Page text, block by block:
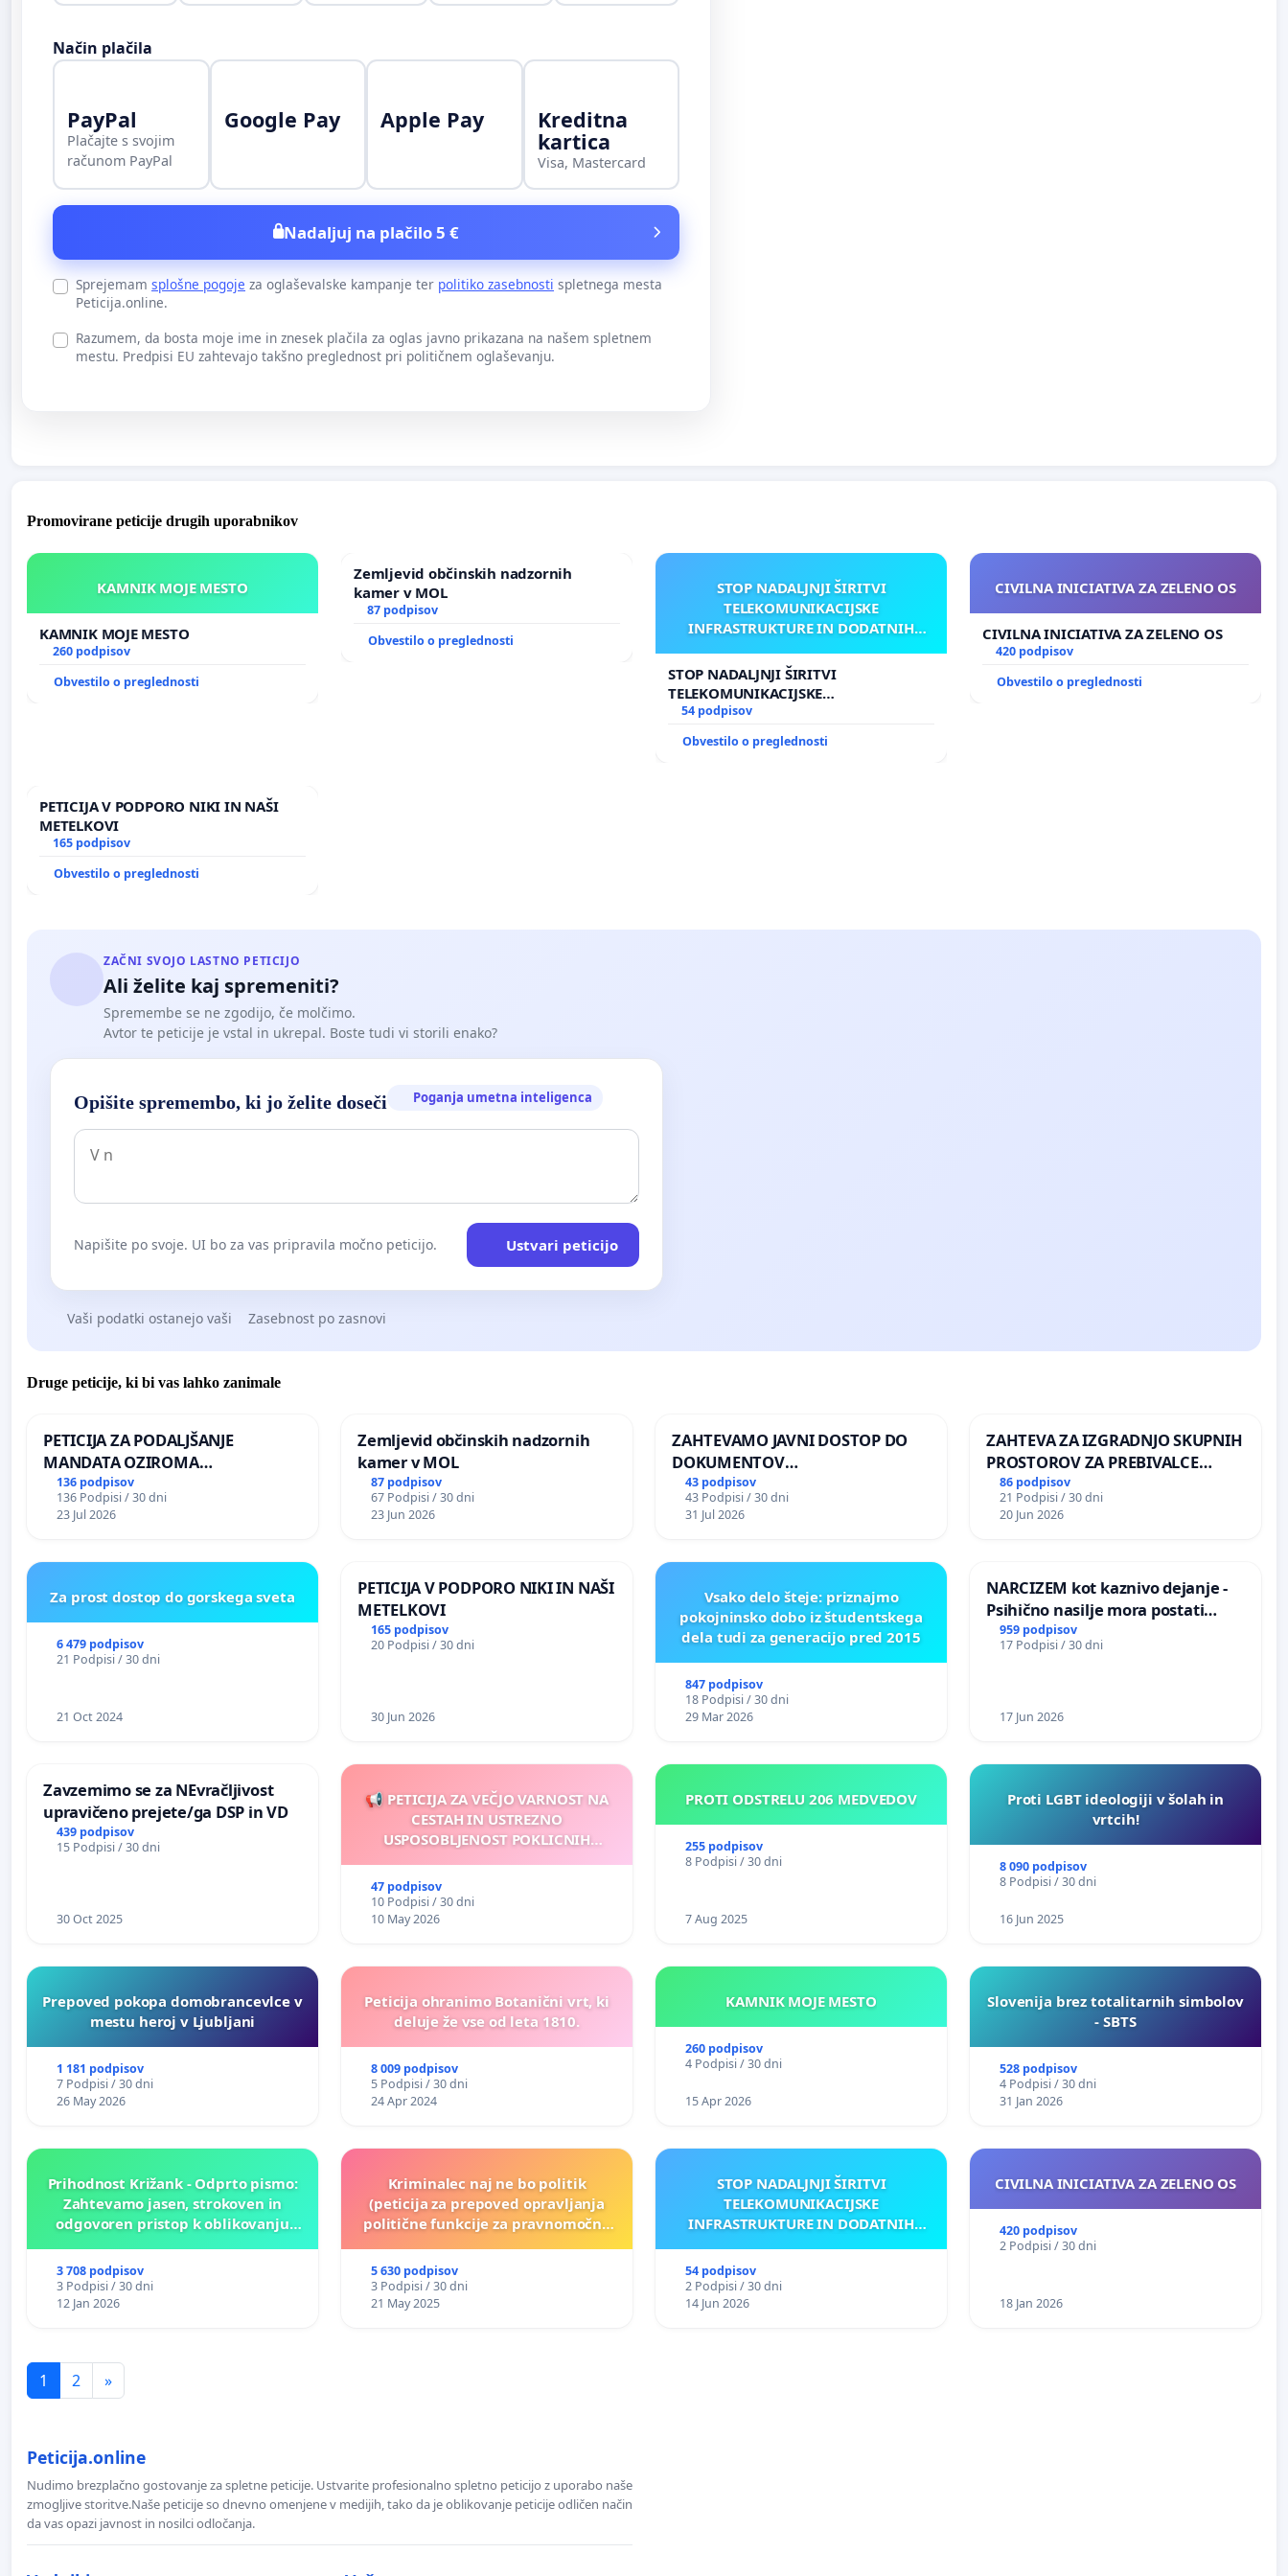
Način plačila
PayPal
Plačajte s svojim
računom PayPal
Google Pay Apple Pay Kreditna
kartica
Visa, Mastercard
Nadaljuj na plačilo 5 €
Sprejemam splošne pogoje za oglaševalske kampanje ter politiko zasebnosti spletnega mesta
Peticija.online.
Razumem, da bosta moje ime in znesek plačila za oglas javno prikazana na našem spletnem
mestu. Predpisi EU zahtevajo takšno preglednost pri političnem oglaševanju.
Promovirane peticije drugih uporabnikov
KAMNIK MOJE MESTO
KAMNIK MOJE MESTO
260 podpisov
Obvestilo o preglednosti
Zemljevid občinskih nadzornih
kamer v MOL
87 podpisov
Obvestilo o preglednosti
STOP NADALJNJI ŠIRITVI
TELEKOMUNIKACIJSKE
INFRASTRUKTURE IN DODATNIH
STOP NADALJNJI ŠIRITVI
TELEKOMUNIKACIJSKE
INFRASTRUKTURE IN DODATNIH
54 podpisov
Obvestilo o preglednosti
CIVILNA INICIATIVA ZA ZELENO OS
CIVILNA INICIATIVA ZA ZELENO OS
420 podpisov
Obvestilo o preglednosti
PETICIJA V PODPORO NIKI IN NAŠI
METELKOVI
165 podpisov
Obvestilo o preglednosti
ZAČNI SVOJO LASTNO PETICIJO
Ali želite kaj spremeniti?
Spremembe se ne zgodijo, če molčimo.
Avtor te peticije je vstal in ukrepal. Boste tudi vi storili enako?
Opišite spremembo, ki jo želite doseči Poganja umetna inteligenca
Napišite po svoje. UI bo za vas pripravila močno peticijo. Ustvari peticijo
Vaši podatki ostanejo vaši Zasebnost po zasnovi
Druge peticije, ki bi vas lahko zanimale
PETICIJA ZA PODALJŠANJE
MANDATA OZIROMA
ČIMPREJŠNJO PONOVNO
NAPOTITEV GOSPODA BERNARDA
ŠRAJNERJA NA VELEPOSLANIŠTVO
136 podpisov
136 Podpisi / 30 dni
23 Jul 2026
Zemljevid občinskih nadzornih
kamer v MOL
87 podpisov
67 Podpisi / 30 dni
23 Jun 2026
ZAHTEVAMO JAVNI DOSTOP DO
DOKUMENTOV
PARLAMENTARNIH
PREISKOVALNIH KOMISIJ O
ILEGALNI TRGOVINI Z OROŽJEM
43 podpisov
43 Podpisi / 30 dni
31 Jul 2026
ZAHTEVA ZA IZGRADNJO SKUPNIH
PROSTOROV ZA PREBIVALCE
KRAJEVNE SKUPNOSTI
PRESTRANEK
86 podpisov
21 Podpisi / 30 dni
20 Jun 2026
Za prost dostop do gorskega sveta
6 479 podpisov
21 Podpisi / 30 dni
21 Oct 2024
PETICIJA V PODPORO NIKI IN NAŠI
METELKOVI
165 podpisov
20 Podpisi / 30 dni
30 Jun 2026
Vsako delo šteje: priznajmo
pokojninsko dobo iz študentskega
dela tudi za generacijo pred 2015
847 podpisov
18 Podpisi / 30 dni
29 Mar 2026
NARCIZEM kot kaznivo dejanje -
Psihično nasilje mora postati
enako prepoznano kot fizično
nasilje
959 podpisov
17 Podpisi / 30 dni
17 Jun 2026
Zavzemimo se za NEvračljivost
upravičeno prejete/ga DSP in VD
439 podpisov
15 Podpisi / 30 dni
30 Oct 2025
📢 PETICIJA ZA VEČJO VARNOST NA
CESTAH IN USTREZNO
USPOSOBLJENOST POKLICNIH
47 podpisov
10 Podpisi / 30 dni
10 May 2026
PROTI ODSTRELU 206 MEDVEDOV
255 podpisov
8 Podpisi / 30 dni
7 Aug 2025
Proti LGBT ideologiji v šolah in
vrtcih!
8 090 podpisov
8 Podpisi / 30 dni
16 Jun 2025
Prepoved pokopa domobrancevlce v
mestu heroj v Ljubljani
1 181 podpisov
7 Podpisi / 30 dni
26 May 2026
Peticija ohranimo Botanični vrt, ki
deluje že vse od leta 1810.
8 009 podpisov
5 Podpisi / 30 dni
24 Apr 2024
KAMNIK MOJE MESTO
260 podpisov
4 Podpisi / 30 dni
15 Apr 2026
Slovenija brez totalitarnih simbolov
- SBTS
528 podpisov
4 Podpisi / 30 dni
31 Jan 2026
Prihodnost Križank - Odprto pismo:
Zahtevamo jasen, strokoven in
odgovoren pristop k oblikovanju
3 708 podpisov
3 Podpisi / 30 dni
12 Jan 2026
Kriminalec naj ne bo politik
(peticija za prepoved opravljanja
politične funkcije za pravnomočno
5 630 podpisov
3 Podpisi / 30 dni
21 May 2025
STOP NADALJNJI ŠIRITVI
TELEKOMUNIKACIJSKE
INFRASTRUKTURE IN DODATNIH
54 podpisov
2 Podpisi / 30 dni
14 Jun 2026
CIVILNA INICIATIVA ZA ZELENO OS
420 podpisov
2 Podpisi / 30 dni
18 Jan 2026
1 2 »
Peticija.online
Nudimo brezplačno gostovanje za spletne peticije. Ustvarite profesionalno spletno peticijo z uporabo naše
zmogljive storitve.Naše peticije so dnevno omenjene v medijih, tako da je oblikovanje peticije odličen način
da vas opazi javnost in nosilci odločanja.